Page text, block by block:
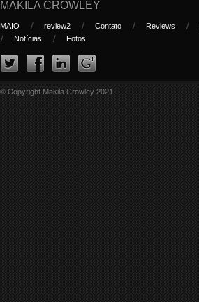
MAKILA CROWLEY
MAIO review2 Contato Reviews
Notícias
Fotos
© Copyright Makila Crowley 2021